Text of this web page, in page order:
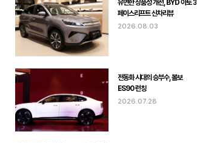
유연한 상품성 개선, BYD 아토 3
페이스리프트 신차리뷰
2026.08.03
전동화 시대의 승부수, 볼보
ES90 런칭
2026.07.28